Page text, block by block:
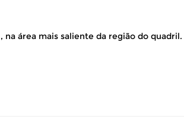
área mais saliente da região do quadril.